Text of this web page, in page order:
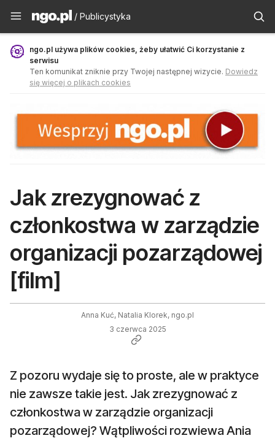
Publicystyka - ngo.pl
/ Publicystyka
ngo.pl używa plików cookies, żeby ułatwić Ci korzystanie z
serwisu
Ten komunikat zniknie przy Twojej następnej wizycie. Dowiedz
się więcej o plikach cookies
Jak zrezygnować z
członkostwa w zarządzie
organizacji pozarządowej
[film]
Anna Kuć, Natalia Klorek, ngo.pl
3 czerwca 2025
Z pozoru wydaje się to proste, ale w praktyce
nie zawsze takie jest. Jak zrezygnować z
członkostwa w zarządzie organizacji
pozarządowej? Wątpliwości rozwiewa Ania